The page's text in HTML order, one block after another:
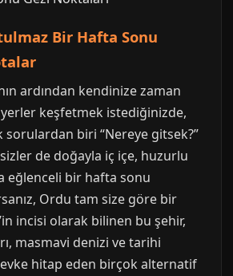
Bir Hafta Sonu
ardından kendinize zaman
yerler keşfetmek istediğinizde,
sorulardan biri “Nereye gitsek?”
de doğayla iç içe, huzurlu
eğlenceli bir hafta sonu
Ordu tam size göre bir
incisi olarak bilinen bu şehir,
masmavi denizi ve tarihi
hitap eden birçok alternatif